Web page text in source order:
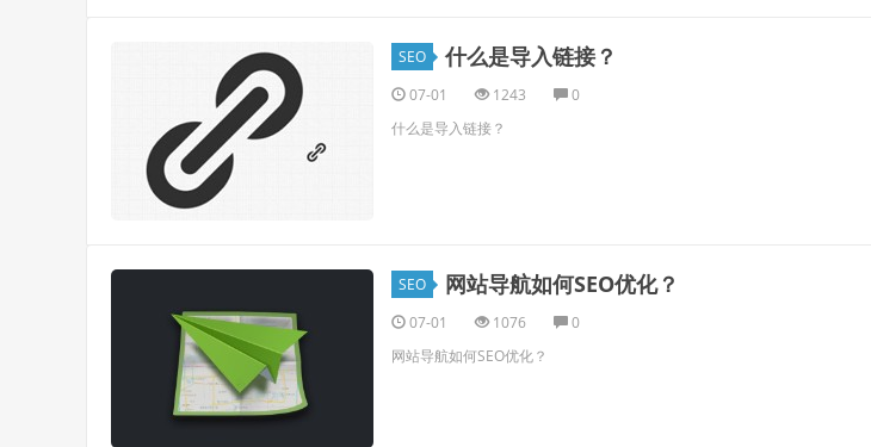
SEO 什么是导入链接？
07-01 1243
0
什么是导入链接？
SEO 网站导航如何SEO优化？
07-01 1076
0
网站导航如何SEO优化？